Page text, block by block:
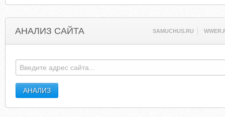
АНАЛИЗ САЙТА SAMUCHUS.RU